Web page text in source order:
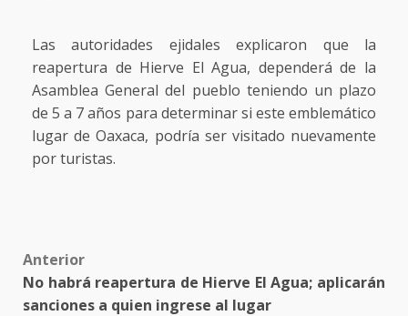
Las autoridades ejidales explicaron que la
reapertura de Hierve El Agua, dependerá de la
Asamblea General del pueblo teniendo un plazo
de 5 a 7 años para determinar si este emblemático
lugar de Oaxaca, podría ser visitado nuevamente
por turistas.
Post
navigation
Anterior
No habrá reapertura de Hierve El Agua; aplicarán
sanciones a quien ingrese al lugar